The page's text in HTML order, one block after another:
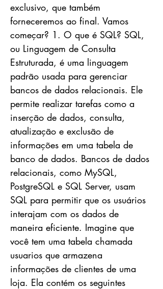
exclusivo, que também
forneceremos ao final. Vamos
começar? 1. O que é SQL? SQL,
ou Linguagem de Consulta
Estruturada, é uma linguagem
padrão usada para gerenciar
bancos de dados relacionais. Ele
permite realizar tarefas como a
inserção de dados, consulta,
atualização e exclusão de
informações em uma tabela de
banco de dados. Bancos de dados
relacionais, como MySQL,
PostgreSQL e SQL Server, usam
SQL para permitir que os usuários
interajam com os dados de
maneira eficiente. Imagine que
você tem uma tabela chamada
usuarios que armazena
informações de clientes de uma
loja. Ela contém os seguintes